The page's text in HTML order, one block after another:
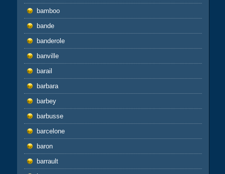
bamboo
bande
banderole
banville
barail
barbara
barbey
barbusse
barcelone
baron
barrault